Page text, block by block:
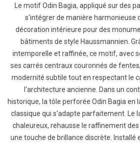
Le motif Odin Bagia, appliqué sur des
s'intégrer de manière harmonieuse
décoration intérieure pour des
bâtiments de style Haussmannien.
intemporelle et raffinée, ce motif, avec
ses carrés centraux couronnés de
modernité subtile tout en respectant le
l'architecture ancienne. Dans un
historique, la tôle perforée Odin Bagia en
classique qui s'adapte parfaitement. Le
chaleureux, rehausse le raffinement
une touche de brillance discrète. Installé